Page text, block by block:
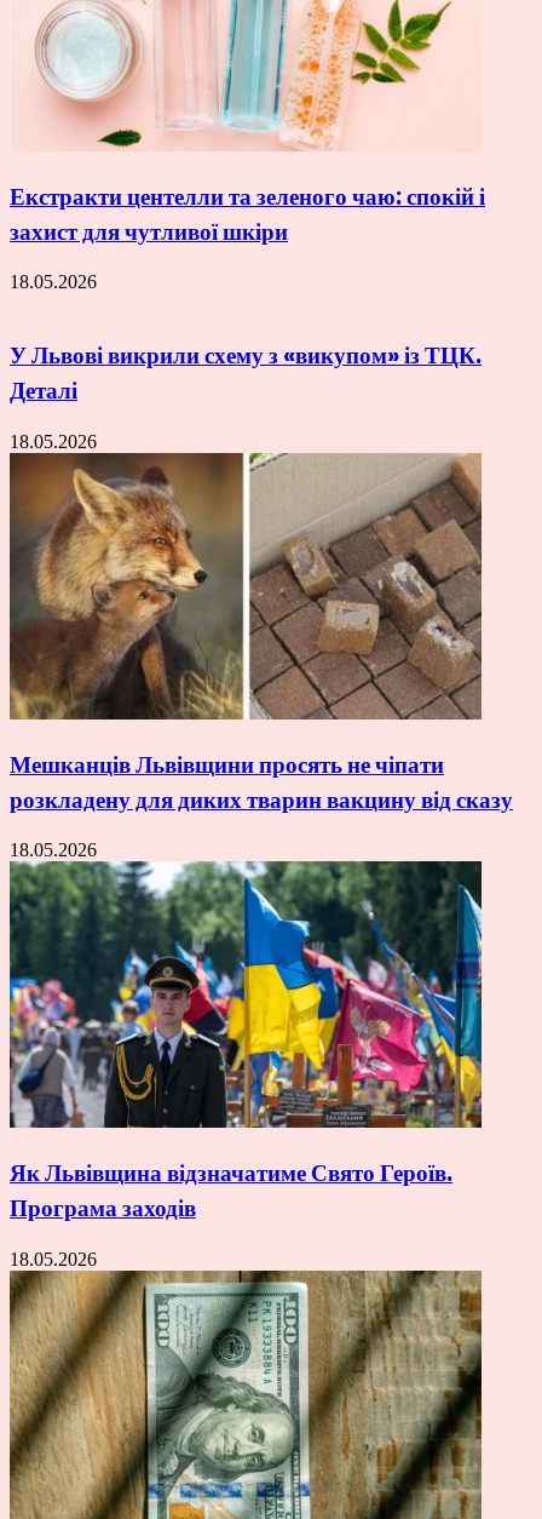
Екстракти центелли та зеленого чаю: спокій і
захист для чутливої шкіри
18.05.2026
У Львові викрили схему з «викупом» із ТЦК.
Деталі
18.05.2026
Мешканців Львівщини просять не чіпати
розкладену для диких тварин вакцину від сказу
18.05.2026
Як Львівщина відзначатиме Свято Героїв.
Програма заходів
18.05.2026